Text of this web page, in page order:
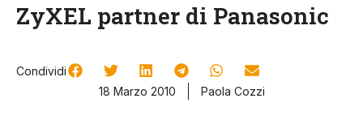
ZyXEL partner di Panasonic
Condividi
18 Marzo 2010
Paola Cozzi